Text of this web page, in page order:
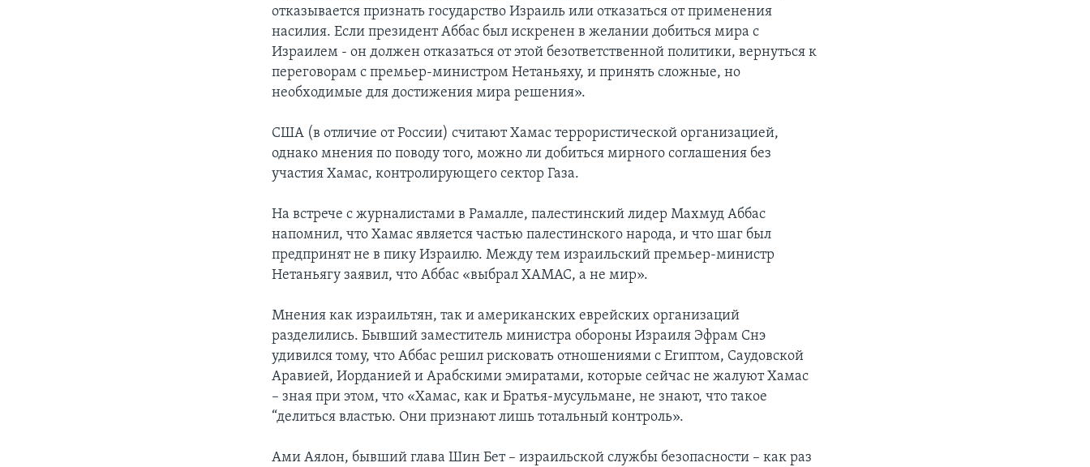
отказывается признать государство Израиль или отказаться от применения
насилия. Если президент Аббас был искренен в желании добиться мира с
Израилем - он должен отказаться от этой безответственной политики, вернуться к
переговорам с премьер-министром Нетаньяху, и принять сложные, но
необходимые для достижения мира решения».
США (в отличие от России) считают Хамас террористической организацией,
однако мнения по поводу того, можно ли добиться мирного соглашения без
участия Хамас, контролирующего сектор Газа.
На встрече с журналистами в Рамалле, палестинский лидер Махмуд Аббас
напомнил, что Хамас является частью палестинского народа, и что шаг был
предпринят не в пику Израилю. Между тем израильский премьер-министр
Нетаньягу заявил, что Аббас «выбрал ХАМАС, а не мир».
Мнения как израильтян, так и американских еврейских организаций
разделились. Бывший заместитель министра обороны Израиля Эфрам Снэ
удивился тому, что Аббас решил рисковать отношениями с Египтом, Саудовской
Аравией, Иорданией и Арабскими эмиратами, которые сейчас не жалуют Хамас
– зная при этом, что «Хамас, как и Братья-мусульмане, не знают, что такое
“делиться властью. Они признают лишь тотальный контроль».
Ами Аялон, бывший глава Шин Бет – израильской службы безопасности – как раз